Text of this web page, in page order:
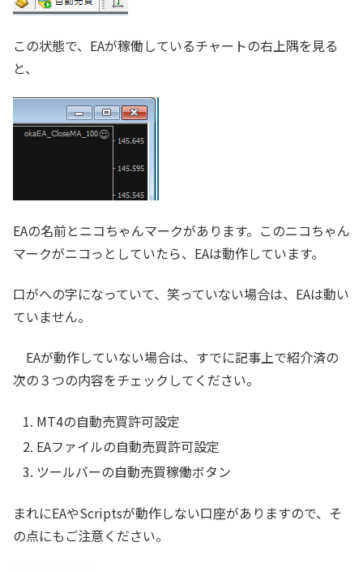
この状態で、EAが稼働しているチャートの右上隅を見る
と、
EAの名前とニコちゃんマークがあります。このニコちゃん
マークがニコっとしていたら、EAは動作しています。
口がへの字になっていて、笑っていない場合は、EAは動い
ていません。
EAが動作していない場合は、すでに記事上で紹介済の
次の３つの内容をチェックしてください。
MT4の自動売買許可設定
EAファイルの自動売買許可設定
ツールバーの自動売買稼働ボタン
まれにEAやScriptsが動作しない口座がありますので、そ
の点にもご注意ください。